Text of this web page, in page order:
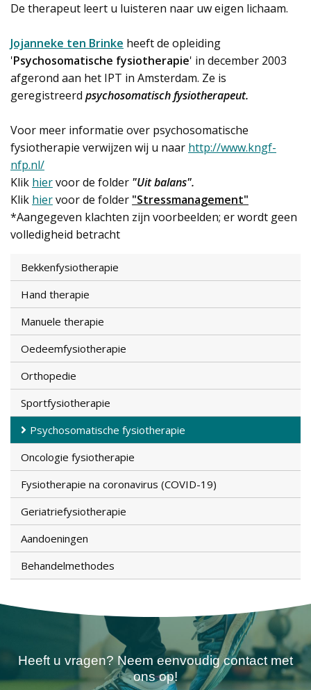
De therapeut leert u luisteren naar uw eigen lichaam.
Jojanneke ten Brinke heeft de opleiding
'Psychosomatische fysiotherapie' in december 2003
afgerond aan het IPT in Amsterdam. Ze is
geregistreerd psychosomatisch fysiotherapeut.
Voor meer informatie over psychosomatische
fysiotherapie verwijzen wij u naar http://www.kngf-
nfp.nl/
Klik hiervoor de folder "Uit balans".
Klik hiervoor de folder "Stressmanagement"
*Aangegeven klachten zijn voorbeelden; er wordt geen
volledigheid betracht
Bekkenfysiotherapie
Hand therapie
Manuele therapie
Oedeemfysiotherapie
Orthopedie
Sportfysiotherapie
Psychosomatische fysiotherapie
Oncologie fysiotherapie
Fysiotherapie na coronavirus (COVID-19)
Geriatriefysiotherapie
Aandoeningen
Behandelmethodes
Heeft u vragen? Neem eenvoudig contact met
ons op!